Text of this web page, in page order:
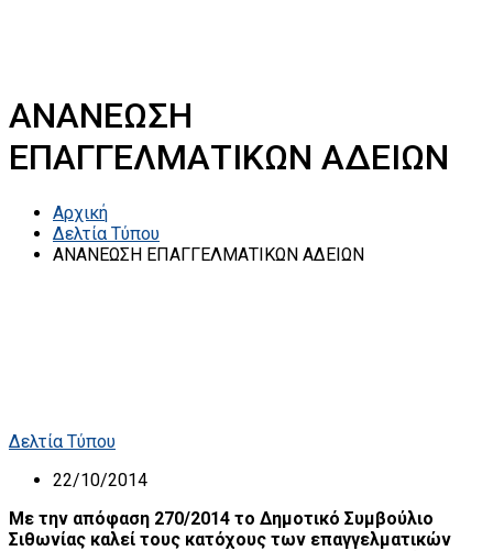
ΑΝΑΝΕΩΣΗ
ΕΠΑΓΓΕΛΜΑΤΙΚΩΝ ΑΔΕΙΩΝ
Αρχική
Δελτία Τύπου
ΑΝΑΝΕΩΣΗ ΕΠΑΓΓΕΛΜΑΤΙΚΩΝ ΑΔΕΙΩΝ
Δελτία Τύπου
22/10/2014
Με την απόφαση 270/2014 το Δημοτικό Συμβούλιο
Σιθωνίας καλεί τους κατόχους των επαγγελματικών